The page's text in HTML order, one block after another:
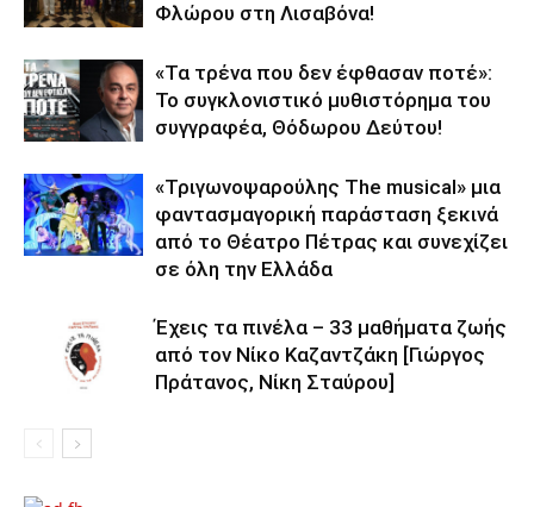
Φλώρου στη Λισαβόνα!
«Τα τρένα που δεν έφθασαν ποτέ»:
Το συγκλονιστικό μυθιστόρημα του
συγγραφέα, Θόδωρου Δεύτου!
«Τριγωνοψαρούλης The musical» μια
φαντασμαγορική παράσταση ξεκινά
από το Θέατρο Πέτρας και συνεχίζει
σε όλη την Ελλάδα
Έχεις τα πινέλα – 33 μαθήματα ζωής
από τον Νίκο Καζαντζάκη [Γιώργος
Πράτανος, Νίκη Σταύρου]